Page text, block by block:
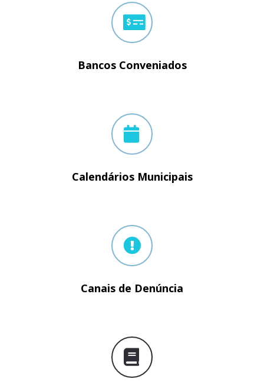
Bancos Conveniados
Calendários Municipais
Canais de Denúncia